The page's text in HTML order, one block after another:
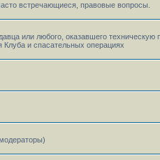
встречающиеся, правовые вопросы.
или любого, оказавшего
и спасательных операциях